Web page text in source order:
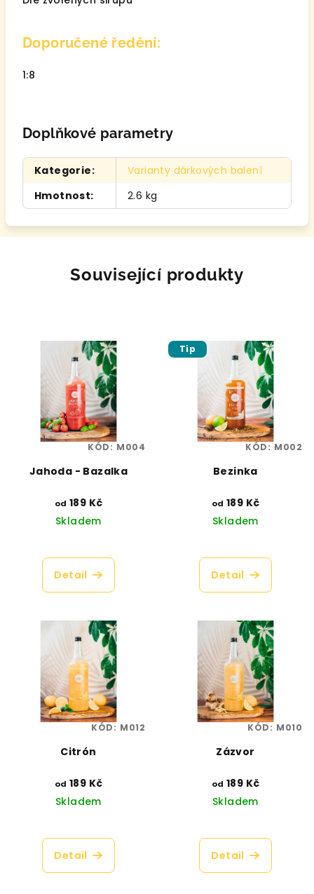
Doporučené ředění:
1:8
Doplňkové parametry
Kategorie:
Varianty dárkových balení
Hmotnost: 2.6 kg
Související produkty
Jahoda - Bazalka
od 189 Kč
Skladem
hodnocení
produktu
hvězdiček.
Detail
KÓD: M004
Tip
Bezinka
od 189 Kč
Skladem
hodnocení
produktu
5
hvězdiček.
Detail
KÓD: M002
Citrón
od 189 Kč
Skladem
hodnocení
produktu
Detail
KÓD: M012
Zázvor
od 189 Kč
Skladem
hodnocení
produktu
Detail
KÓD: M010